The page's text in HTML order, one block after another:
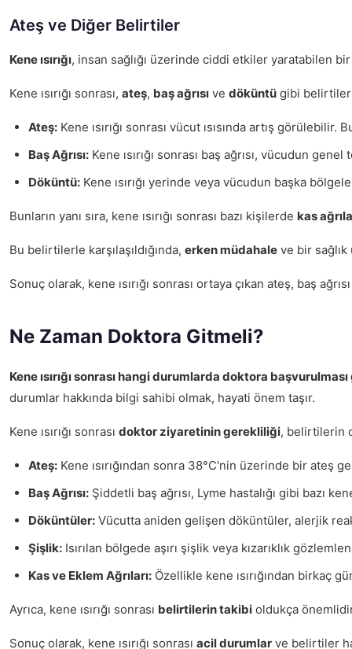
Ateş ve Diğer Belirtiler
Kene ısırığı, insan sağlığı üzerinde ciddi etkiler yaratabilen
Kene ısırığı sonrası, ateş, baş ağrısı ve döküntü gibi belirtiler
Ateş: Kene ısırığı sonrası vücut ısısında artış
Baş Ağrısı: Kene ısırığı sonrası baş ağrısı, vücudun
Döküntü: Kene ısırığı yerinde veya vücudun başka
Bunların yanı sıra, kene ısırığı sonrası bazı kişilerde kas
Bu belirtilerle karşılaşıldığında, erken müdahale ve bir sağlık
Sonuç olarak, kene ısırığı sonrası ortaya çıkan ateş, baş
Ne Zaman Doktora Gitmeli?
Kene ısırığı sonrası hangi durumlarda doktora
durumlar hakkında bilgi sahibi olmak, hayati önem taşır.
Kene ısırığı sonrası doktor ziyaretinin gerekliliği, belirtilerin
Ateş: Kene ısırığından sonra 38°C'nin üzerinde bir
Baş Ağrısı: Şiddetli baş ağrısı, Lyme hastalığı gibi bazı
Döküntüler: Vücutta aniden gelişen döküntüler, alerjik
Şişlik: Isırılan bölgede aşırı şişlik veya kızarıklık
Kas ve Eklem Ağrıları: Özellikle kene ısırığından birkaç
Ayrıca, kene ısırığı sonrası belirtilerin takibi oldukça
Sonuç olarak, kene ısırığı sonrası acil durumlar ve belirtiler